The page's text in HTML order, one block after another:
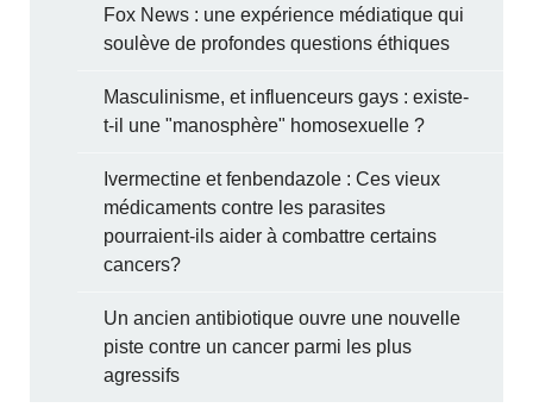
Fox News : une expérience médiatique qui
soulève de profondes questions éthiques
Masculinisme, et influenceurs gays : existe-
t-il une "manosphère" homosexuelle ?
Ivermectine et fenbendazole : Ces vieux
médicaments contre les parasites
pourraient-ils aider à combattre certains
cancers?
Un ancien antibiotique ouvre une nouvelle
piste contre un cancer parmi les plus
agressifs